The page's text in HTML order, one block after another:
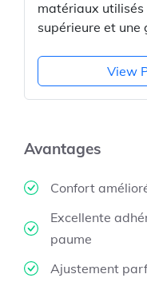
matériaux utilisés
supérieure et
View
Avantages
Confort
Excellente
paume
Ajustement